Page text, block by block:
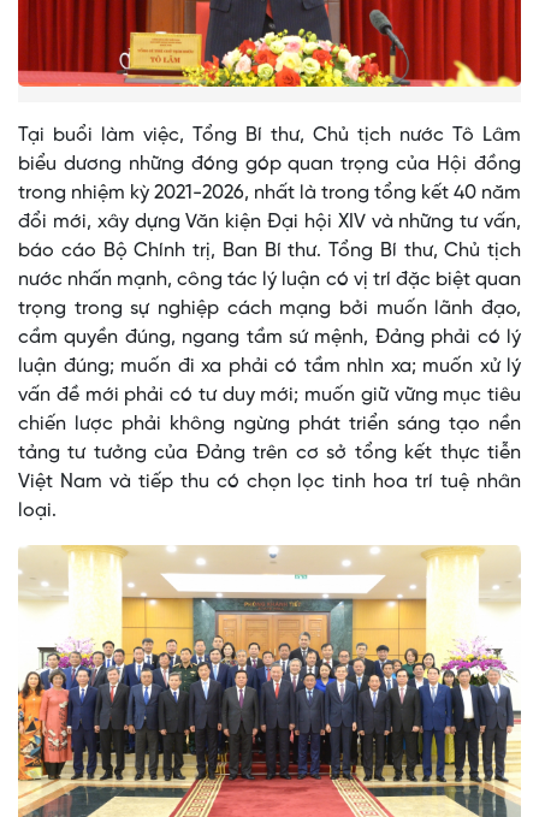
Tại buổi làm việc, Tổng Bí thư, Chủ tịch nước Tô Lâm
biểu dương những đóng góp quan trọng của Hội đồng
trong nhiệm kỳ 2021-2026, nhất là trong tổng kết 40 năm
đổi mới, xây dựng Văn kiện Đại hội XIV và những tư vấn,
báo cáo Bộ Chính trị, Ban Bí thư. Tổng Bí thư, Chủ tịch
nước nhấn mạnh, công tác lý luận có vị trí đặc biệt quan
trọng trong sự nghiệp cách mạng bởi muốn lãnh đạo,
cầm quyền đúng, ngang tầm sứ mệnh, Đảng phải có lý
luận đúng; muốn đi xa phải có tầm nhìn xa; muốn xử lý
vấn đề mới phải có tư duy mới; muốn giữ vững mục tiêu
chiến lược phải không ngừng phát triển sáng tạo nền
tảng tư tưởng của Đảng trên cơ sở tổng kết thực tiễn
Việt Nam và tiếp thu có chọn lọc tinh hoa trí tuệ nhân
loại.